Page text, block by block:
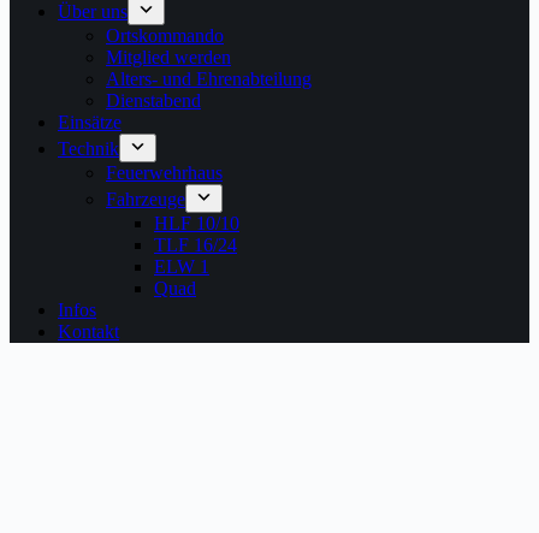
Über uns
Ortskommando
Mitglied werden
Alters- und Ehrenabteilung
Dienstabend
Einsätze
Technik
Feuerwehrhaus
Fahrzeuge
HLF 10/10
TLF 16/24
ELW 1
Quad
Infos
Kontakt